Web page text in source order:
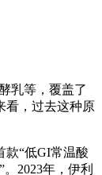
乳等，覆盖了
看，过去这种原
“低GI常温酸
2023年，伊利